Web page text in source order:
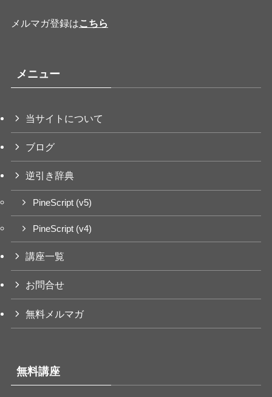
メルマガ登録はこちら
メニュー
当サイトについて
ブログ
逆引き辞典
PineScript (v5)
PineScript (v4)
講座一覧
お問合せ
無料メルマガ
無料講座